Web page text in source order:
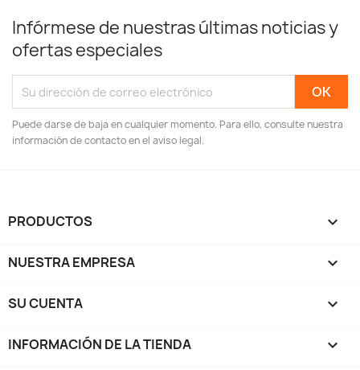
Infórmese de nuestras últimas noticias y
ofertas especiales
Puede darse de baja en cualquier momento. Para ello, consulte nuestra
información de contacto en el aviso legal.
PRODUCTOS 
NUESTRA EMPRESA 
SU CUENTA 
INFORMACIÓN DE LA TIENDA keyboard_arrow_down